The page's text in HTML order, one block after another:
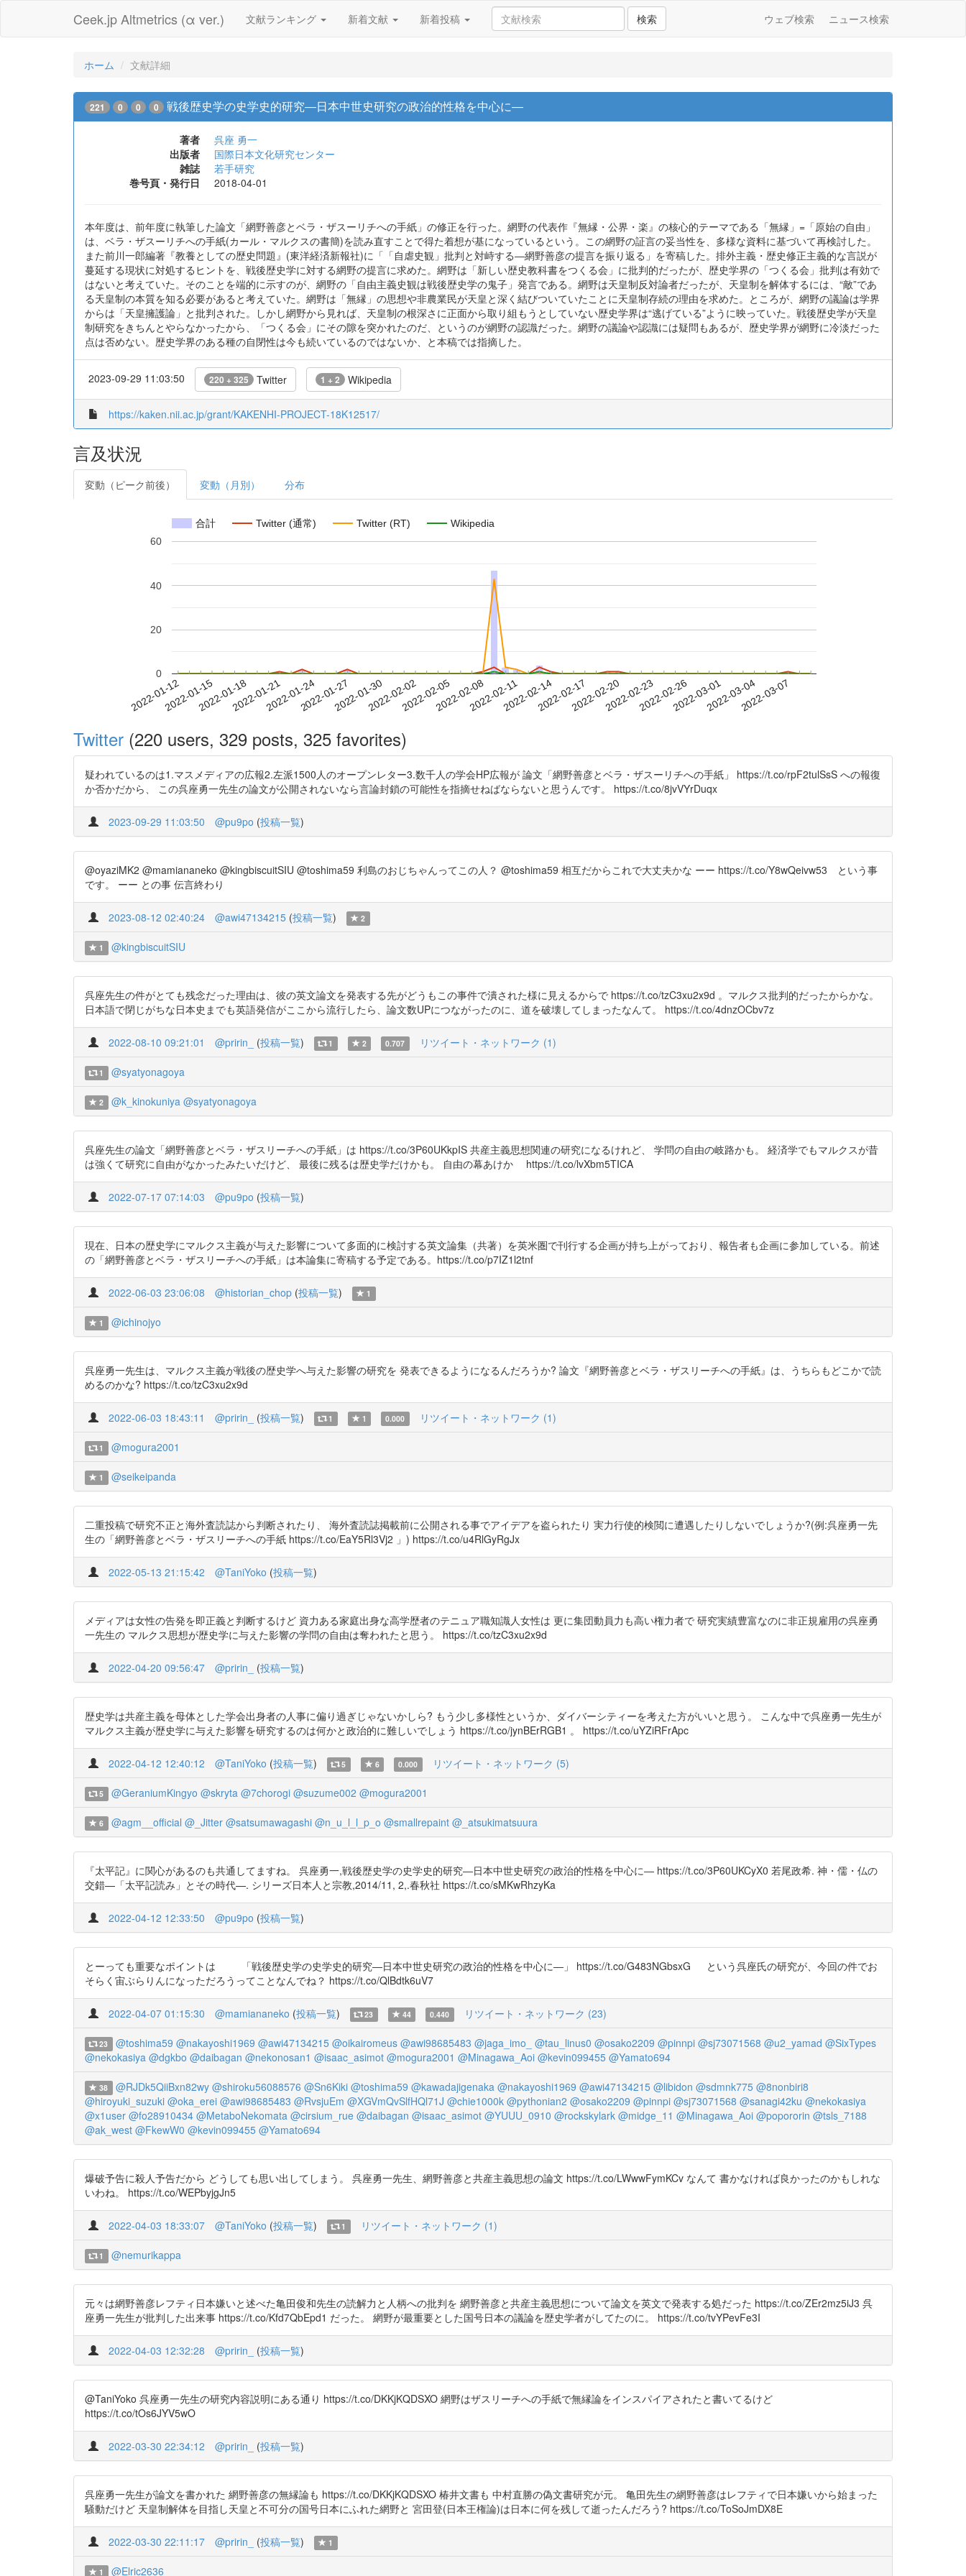
Ceek.jp Altmetrics (α ver.) 文献ランキング 新着文献 新着投稿 検索 ウェブ検索 ニュース検索
ホーム 文献詳細
221 0 0 0 戦後歴史学の史学史的研究―日本中世史研究の政治的性格を中心に―
著者
呉座 勇一
出版者
国際日本文化研究センター
雑誌
若手研究
巻号頁・発行日
2018-04-01
本年度は、前年度に執筆した論文「網野善彦とベラ・ザスーリチへの手紙」の修正を行った。網野の代表作『無縁・公界・楽』の核心的テーマである「無縁」=「原始の自由」
は、ベラ・ザスーリチへの手紙(カール・マルクスの書簡)を読み直すことで得た着想が基になっているという。この網野の証言の妥当性を、多様な資料に基づいて再検討した。
また前川一郎編著『教養としての歴史問題』(東洋経済新報社)に「「自虐史観」批判と対峙する―網野善彦の提言を振り返る」を寄稿した。排外主義・歴史修正主義的な言説が
蔓延する現状に対処するヒントを、戦後歴史学に対する網野の提言に求めた。網野は「新しい歴史教科書をつくる会」に批判的だったが、歴史学界の「つくる会」批判は有効で
はないと考えていた。そのことを端的に示すのが、網野の「自由主義史観は戦後歴史学の鬼子」発言である。網野は天皇制反対論者だったが、天皇制を解体するには、“敵”であ
る天皇制の本質を知る必要があると考えていた。網野は「無縁」の思想や非農業民が天皇と深く結びついていたことに天皇制存続の理由を求めた。ところが、網野の議論は学界
からは「天皇擁護論」と批判された。しかし網野から見れば、天皇制の根深さに正面から取り組もうとしていない歴史学界は“逃げている”ように映っていた。戦後歴史学が天皇
制研究をきちんとやらなかったから、「つくる会」にその隙を突かれたのだ、というのが網野の認識だった。網野の議論や認識には疑問もあるが、歴史学界が網野に冷淡だった
点は否めない。歴史学界のある種の自閉性は今も続いているのではないか、と本稿では指摘した。
2023-09-29 11:03:50 220 + 325 Twitter 1 + 2 Wikipedia
https://kaken.nii.ac.jp/grant/KAKENHI-PROJECT-18K12517/
言及状況
変動（ピーク前後） 変動（月別） 分布
合計 Twitter (通常) Twitter (RT) Wikipedia
2022-01-122022-01-152022-01-182022-01-212022-01-242022-01-272022-01-302022-02-022022-02-052022-02-082022-02-112022-02-142022-02-172022-02-202022-02-232022-02-262022-03-012022-03-042022-03-07
0
20
40
60
Twitter (220 users, 329 posts, 325 favorites)
疑われているのは1.マスメディアの広報2.左派1500人のオープンレター3.数千人の学会HP広報が 論文「網野善彦とベラ・ザスーリチへの手紙」 https://t.co/rpF2tulSsS への報復
か否かだから、 この呉座勇一先生の論文が公開されないなら言論封鎖の可能性を指摘せねばならないと思うんです。 https://t.co/8jvVYrDuqx
2023-09-29 11:03:50 @pu9po (投稿一覧)
@oyaziMK2 @mamiananeko @kingbiscuitSIU @toshima59 利島のおじちゃんってこの人？ @toshima59 相互だからこれで大丈夫かな ーー https://t.co/Y8wQeivw53 という事
です。 ーー との事 伝言終わり
2023-08-12 02:40:24 @awi47134215 (投稿一覧) 2
1 @kingbiscuitSIU
呉座先生の件がとても残念だった理由は、彼の英文論文を発表する先がどうもこの事件で潰された様に見えるからで https://t.co/tzC3xu2x9d 。マルクス批判的だったからかな。
日本語で閉じがちな日本史までも英語発信がここから流行したら、論文数UPにつながったのに、道を破壊してしまったなんて。 https://t.co/4dnzOCbv7z
2022-08-10 09:21:01 @pririn_ (投稿一覧) 1 2 0.707 リツイート・ネットワーク (1)
1 @syatyonagoya
2 @k_kinokuniya @syatyonagoya
呉座先生の論文「網野善彦とベラ・ザスリーチへの手紙」は https://t.co/3P60UKkpIS 共産主義思想関連の研究になるけれど、 学問の自由の岐路かも。 経済学でもマルクスが昔
は強くて研究に自由がなかったみたいだけど、 最後に残るは歴史学だけかも。 自由の幕あけか https://t.co/lvXbm5TICA
2022-07-17 07:14:03 @pu9po (投稿一覧)
現在、日本の歴史学にマルクス主義が与えた影響について多面的に検討する英文論集（共著）を英米圏で刊行する企画が持ち上がっており、報告者も企画に参加している。前述
の「網野善彦とベラ・ザスリーチへの手紙」は本論集に寄稿する予定である。https://t.co/p7IZ1l2tnf
2022-06-03 23:06:08 @historian_chop (投稿一覧) 1
1 @ichinojyo
呉座勇一先生は、マルクス主義が戦後の歴史学へ与えた影響の研究を 発表できるようになるんだろうか? 論文『網野善彦とベラ・ザスリーチへの手紙』は、うちらもどこかで読
めるのかな? https://t.co/tzC3xu2x9d
2022-06-03 18:43:11 @pririn_ (投稿一覧) 1 1 0.000 リツイート・ネットワーク (1)
1 @mogura2001
1 @seikeipanda
二重投稿で研究不正と海外査読誌から判断されたり、 海外査読誌掲載前に公開される事でアイデアを盗られたり 実力行使的検閲に遭遇したりしないでしょうか?(例:呉座勇一先
生の「網野善彦とベラ・ザスリーチへの手紙 https://t.co/EaY5Rl3Vj2 」) https://t.co/u4RlGyRgJx
2022-05-13 21:15:42 @TaniYoko (投稿一覧)
メディアは女性の告発を即正義と判断するけど 資力ある家庭出身な高学歴者のテニュア職知識人女性は 更に集団動員力も高い権力者で 研究実績豊富なのに非正規雇用の呉座勇
一先生の マルクス思想が歴史学に与えた影響の学問の自由は奪われたと思う。 https://t.co/tzC3xu2x9d
2022-04-20 09:56:47 @pririn_ (投稿一覧)
歴史学は共産主義を母体とした学会出身者の人事に偏り過ぎじゃないかしら? もう少し多様性というか、ダイバーシティーを考えた方がいいと思う。 こんな中で呉座勇一先生が
マルクス主義が歴史学に与えた影響を研究するのは何かと政治的に難しいでしょう https://t.co/jynBErRGB1 。 https://t.co/uYZiRFrApc
2022-04-12 12:40:12 @TaniYoko (投稿一覧) 5 6 0.000 リツイート・ネットワーク (5)
5 @GeraniumKingyo @skryta @7chorogi @suzume002 @mogura2001
6 @agm__official @_Jitter @satsumawagashi @n_u_l_l_p_o @smallrepaint @_atsukimatsuura
『太平記』に関心があるのも共通してますね。 呉座勇一,戦後歴史学の史学史的研究―日本中世史研究の政治的性格を中心に― https://t.co/3P60UKCyX0 若尾政希. 神・儒・仏の
交錯—「太平記読み」とその時代—. シリーズ日本人と宗教,2014/11, 2,.春秋社 https://t.co/sMKwRhzyKa
2022-04-12 12:33:50 @pu9po (投稿一覧)
とーっても重要なポイントは 「戦後歴史学の史学史的研究―日本中世史研究の政治的性格を中心に―」 https://t.co/G483NGbsxG という呉座氏の研究が、今回の件でお
そらく宙ぶらりんになっただろうってことなんでね？ https://t.co/QlBdtk6uV7
2022-04-07 01:15:30 @mamiananeko (投稿一覧) 23 44 0.440 リツイート・ネットワーク (23)
23 @toshima59 @nakayoshi1969 @awi47134215 @oikairomeus @awi98685483 @jaga_imo_ @tau_linus0 @osako2209 @pinnpi @sj73071568 @u2_yamad @SixTypes
@nekokasiya @dgkbo @daibagan @nekonosan1 @isaac_asimot @mogura2001 @Minagawa_Aoi @kevin099455 @Yamato694
38 @RJDk5QiiBxn82wy @shiroku56088576 @Sn6Kiki @toshima59 @kawadajigenaka @nakayoshi1969 @awi47134215 @libidon @sdmnk775 @8nonbiri8
@hiroyuki_suzuki @oka_erei @awi98685483 @RvsjuEm @XGVmQvSlfHQl71J @chie1000k @pythonian2 @osako2209 @pinnpi @sj73071568 @sanagi42ku @nekokasiya
@x1user @fo28910434 @MetaboNekomata @cirsium_rue @daibagan @isaac_asimot @YUUU_0910 @rockskylark @midge_11 @Minagawa_Aoi @popororin @tsls_7188
@ak_west @FkewW0 @kevin099455 @Yamato694
爆破予告に殺人予告だから どうしても思い出してしまう。 呉座勇一先生、網野善彦と共産主義思想の論文 https://t.co/LWwwFymKCv なんて 書かなければ良かったのかもしれな
いわね。 https://t.co/WEPbyjgJn5
2022-04-03 18:33:07 @TaniYoko (投稿一覧) 1 リツイート・ネットワーク (1)
1 @nemurikappa
元々は網野善彦レフティ日本嫌いと述べた亀田俊和先生の読解力と人柄への批判を 網野善彦と共産主義思想について論文を英文で発表する処だった https://t.co/ZEr2mz5iJ3 呉
座勇一先生が批判した出来事 https://t.co/Kfd7QbEpd1 だった。 網野が最重要とした国号日本の議論を歴史学者がしてたのに。 https://t.co/tvYPevFe3I
2022-04-03 12:32:28 @pririn_ (投稿一覧)
@TaniYoko 呉座勇一先生の研究内容説明にある通り https://t.co/DKKjKQDSXO 網野はザスリーチへの手紙で無縁論をインスパイアされたと書いてるけど
https://t.co/tOs6JYV5wO
2022-03-30 22:34:12 @pririn_ (投稿一覧)
呉座勇一先生が論文を書かれた 網野善彦の無縁論も https://t.co/DKKjKQDSXO 椿井文書も 中村直勝の偽文書研究が元。 亀田先生の網野善彦はレフティで日本嫌いから始まった
騒動だけど 天皇制解体を目指し天皇と不可分の国号日本にふれた網野と 宮田登(日本王権論)は日本に何を残して逝ったんだろう? https://t.co/ToSoJmDX8E
2022-03-30 22:11:17 @pririn_ (投稿一覧) 1
1 @Elric2636